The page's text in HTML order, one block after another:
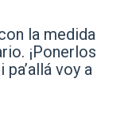
la medida
¡Ponerlos
voy a